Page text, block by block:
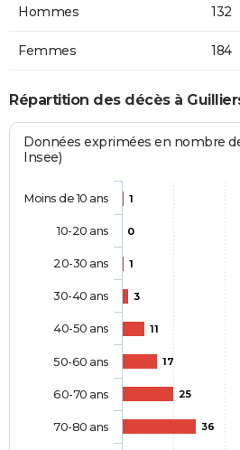
Hommes 132
Femmes 184
Répartition des décès à
Données exprimées en nombre
Insee)
1
0
1
3
11
17
25
36
Moins de 10 ans
10-20 ans
20-30 ans
30-40 ans
40-50 ans
50-60 ans
60-70 ans
70-80 ans